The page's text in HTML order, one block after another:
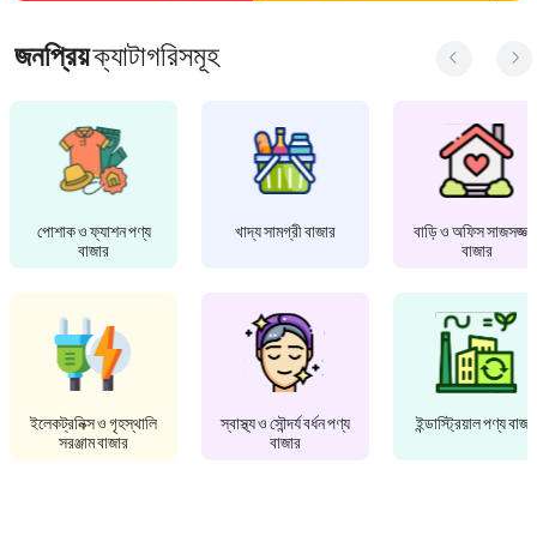
জনপ্রিয়ক্যাটাগরিসমূহ
পোশাক ও ফ্যাশন পণ্য
বাজার
ইলেকট্রনিক্স ও গৃহস্থালি
সরঞ্জাম বাজার
খাদ্য সামগ্রী বাজার
স্বাস্থ্য ও সৌন্দর্য বর্ধন পণ্য
বাজার
বাড়ি ও অফিস
বাজার
ইন্ডাস্ট্রিয়াল পণ্য